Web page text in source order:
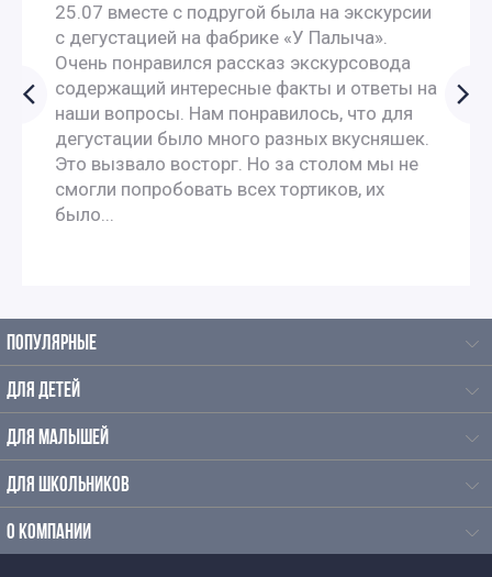
Экскурсии в музеи для школьников 6 классов
Экскурсии для школьников 7 класса в Москве
Экскурсии на производство для 8 класса
Экскурсии для школьников на каникулы
Экскурсии на производство для школьников в Москве
Экскурсии на зимние каникулы для школьников
Однодневные экскурсии для школьников
25.07 вместе с подругой была на экскурсии
с дегустацией на фабрике «У Палыча».
Очень понравился рассказ экскурсовода
содержащий интересные факты и ответы на
наши вопросы. Нам понравилось, что для
дегустации было много разных вкусняшек.
Это вызвало восторг. Но за столом мы не
смогли попробовать всех тортиков, их
было...
ПОПУЛЯРНЫЕ
ДЛЯ ДЕТЕЙ
ДЛЯ МАЛЫШЕЙ
ДЛЯ ШКОЛЬНИКОВ
О КОМПАНИИ